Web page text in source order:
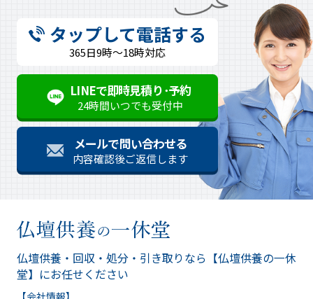
タップして電話する
365日9時～18時対応
LINEで即時見積り･予約
24時間いつでも受付中
メールで問い合わせる
内容確認後ご返信します
仏壇供養・回収・処分・引き取りなら 【仏壇供養の一休
堂】にお任せください